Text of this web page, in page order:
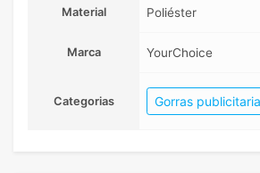
Material Poliéster
Marca YourChoice
Categorias Gorras